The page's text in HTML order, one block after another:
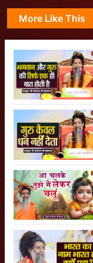
More Like This